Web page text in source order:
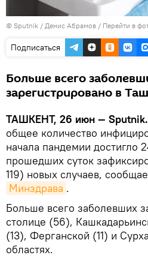
© Sputnik / Денис Абрамов / Перейти в
Подписаться
Больше всего
зарегистрировано в
ТАШКЕНТ, 26 июн — Sputnik.
общее количество
начала пандемии достигло
прошедших суток
119) новых случаев,
Минздрава .
Больше всего заболевших
столице (56),
(13), Ферганской (11) и
областях.